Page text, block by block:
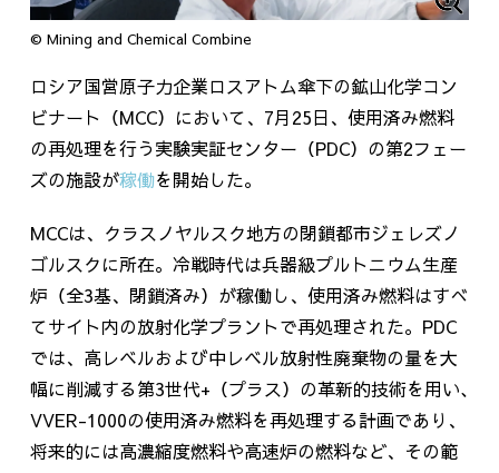
© Mining and Chemical Combine
ロシア国営原子力企業ロスアトム傘下の鉱山化学コン
ビナート（MCC）において、 7月25日、使用済み燃料
の再処理を行う実験実証センター（PDC）の第2フェー
ズの施設が稼働を開始した。
MCCは、クラスノヤルスク地方の閉鎖都市ジェレズノ
ゴルスクに所在。冷戦時代は兵器級プルトニウム生産
炉（全3基、閉鎖済み）が稼働し、使用済み燃料はすべ
てサイト内の放射化学プラントで再処理された。 PDC
では、高レベルおよび中レベル放射性廃棄物の量を大
幅に削減する第3世代+（プラス） の革新的技術を用い､
VVER-1000の使用済み燃料を再処理する計画であり、
将来的には高濃縮度燃料や高速炉の燃料など、その範